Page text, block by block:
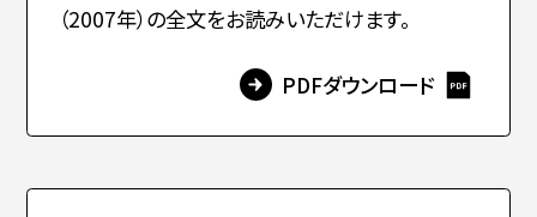
（2007年）の全文をお読みいただけます。
PDFダウンロード
教職員(元・現)